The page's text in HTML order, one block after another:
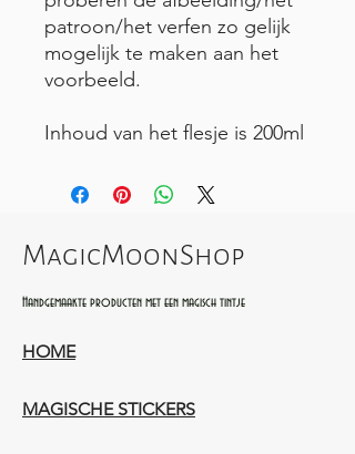
patroon/het verfen zo gelijk
mogelijk te maken aan het
voorbeeld.
Inhoud van het flesje is 200ml
MagicMoonShop
Handgemaakte producten met een magisch tintje
HOME
MAGISCHE STICKERS